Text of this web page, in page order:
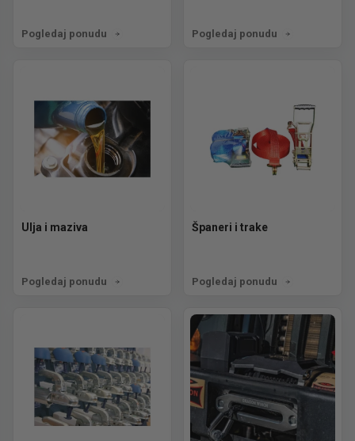
Pogledaj ponudu Pogledaj ponudu
Ulja i maziva
Pogledaj ponudu
Španeri i trake
Pogledaj ponudu